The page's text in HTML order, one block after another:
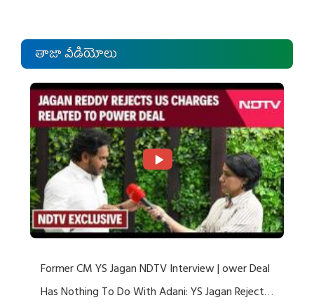
తాజా వీడియోలు
Former CM YS Jagan NDTV Interview | ower Deal
Has Nothing To Do With Adani: YS Jagan Rejects